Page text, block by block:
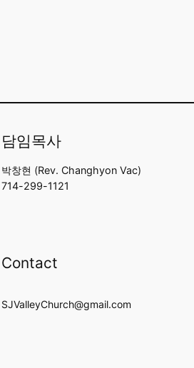
담임목사
박창현 (Rev. Changhyon Vac)
714-299-1121
Contact
SJValleyChurch@gmail.com